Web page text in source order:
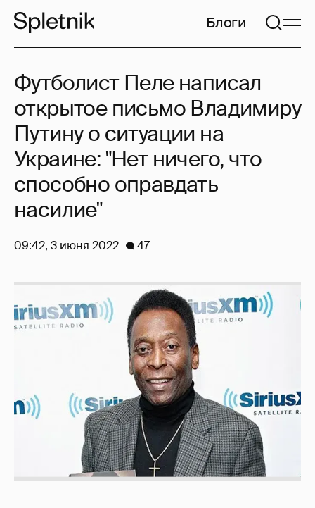
Блоги
Футболист Пеле написал
открытое письмо Владимиру
Путину о ситуации на
Украине: "Нет ничего, что
способно оправдать
насилие"
09:42, 3 июня 2022 47